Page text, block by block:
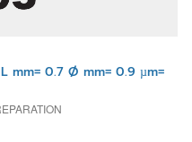
L mm= 0.7 Ø mm= 0.9 µm=